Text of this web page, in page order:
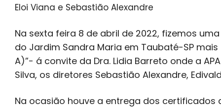
Eloi Viana e Sebastião Alexandre
Na sexta feira 8 de abril de 2022, fizemos
do Jardim Sandra Maria em Taubaté-SP
A)”- á convite da Dra. Lidia Barreto onde a
Silva, os diretores Sebastião Alexandre,
Na ocasião houve a entrega dos